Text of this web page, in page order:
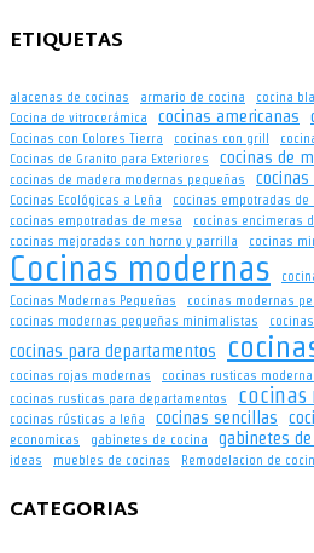
ETIQUETAS
alacenas de cocinas armario de cocina cocina
Cocina de vitrocerámica
cocinas americanas
Cocinas con Colores Tierra cocinas con grill
Cocinas de Granito para Exteriores
cocinas de
cocinas de madera modernas pequeñas
Cocinas Ecológicas a Leña
cocinas empotradas de
cocinas empotradas de mesa
cocinas encimeras
cocinas mejoradas con horno y parrilla
cocinas
Cocinas modernas
Cocinas Modernas Pequeñas
cocinas modernas
cocinas modernas pequeñas minimalistas
cocinas para departamentos
cocinas rojas modernas
cocinas rusticas
cocinas rusticas para departamentos
cocinas
cocinas rústicas a leña cocinas sencillas
economicas
gabinetes de cocina gabinetes de
ideas
muebles de cocinas Remodelacion de
CATEGORIAS